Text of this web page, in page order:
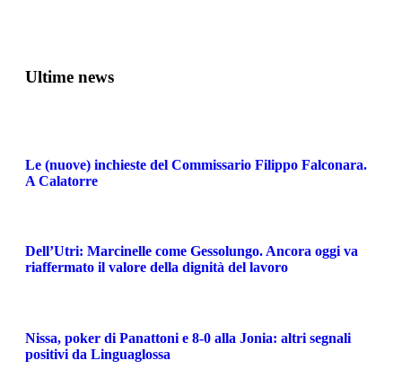
Ultime news
Le (nuove) inchieste del Commissario Filippo Falconara.
A Calatorre
Dell’Utri: Marcinelle come Gessolungo. Ancora oggi va
riaffermato il valore della dignità del lavoro
Nissa, poker di Panattoni e 8-0 alla Jonia: altri segnali
positivi da Linguaglossa